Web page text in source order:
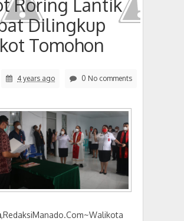
Roring Lantik
Dilingkup
Tomohon
4 years ago 0 No comments
,RedaksiManado.Com~Walikota